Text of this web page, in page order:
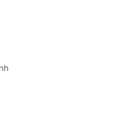
ngày
hàng ngày